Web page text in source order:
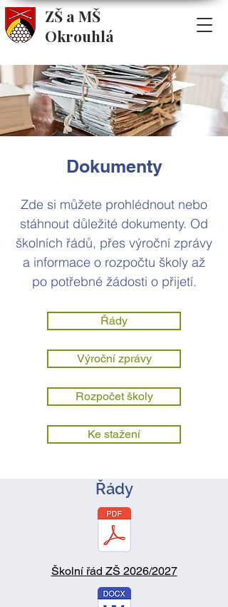
ZŠ a MŠ
Okrouhlá
Dokumenty
Zde si můžete prohlédnout nebo
stáhnout důležité dokumenty. Od
školních řádů, přes výroční zprávy
a informace o rozpočtu školy až
po potřebné žádosti o přijetí.
Řády
Výroční zprávy
Rozpočet školy
Ke stažení
Řády
Školní řád ZŠ 2026/2027